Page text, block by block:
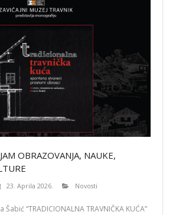
OBRAZOVANJA, NAUKE,
23. Aprila 2026. Novosti
“TRADICIONALNA TRAVNIČKA KUĆA”